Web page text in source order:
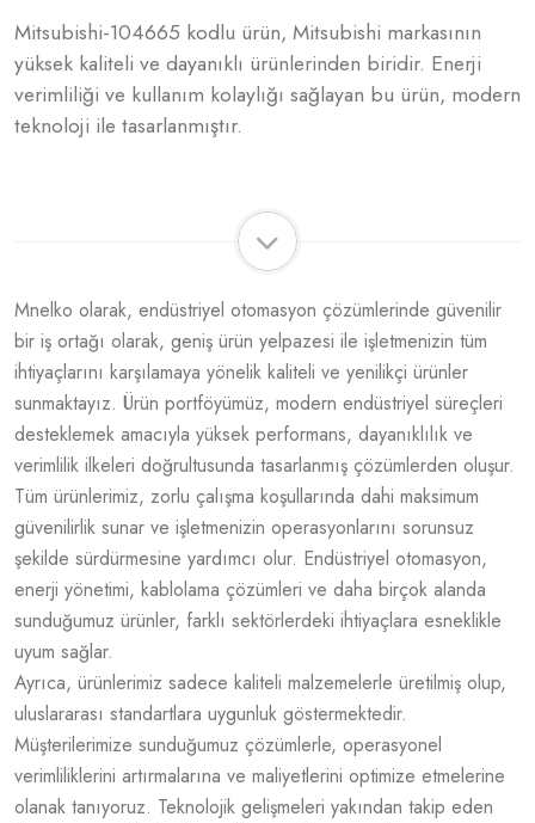
Mitsubishi-104665 kodlu ürün, Mitsubishi markasının
yüksek kaliteli ve dayanıklı ürünlerinden biridir. Enerji
verimliliği ve kullanım kolaylığı sağlayan bu ürün, modern
teknoloji ile tasarlanmıştır.
Mnelko olarak, endüstriyel otomasyon çözümlerinde güvenilir
bir iş ortağı olarak, geniş ürün yelpazesi ile işletmenizin tüm
ihtiyaçlarını karşılamaya yönelik kaliteli ve yenilikçi ürünler
sunmaktayız. Ürün portföyümüz, modern endüstriyel süreçleri
desteklemek amacıyla yüksek performans, dayanıklılık ve
verimlilik ilkeleri doğrultusunda tasarlanmış çözümlerden oluşur.
Tüm ürünlerimiz, zorlu çalışma koşullarında dahi maksimum
güvenilirlik sunar ve işletmenizin operasyonlarını sorunsuz
şekilde sürdürmesine yardımcı olur. Endüstriyel otomasyon,
enerji yönetimi, kablolama çözümleri ve daha birçok alanda
sunduğumuz ürünler, farklı sektörlerdeki ihtiyaçlara esneklikle
uyum sağlar.
Ayrıca, ürünlerimiz sadece kaliteli malzemelerle üretilmiş olup,
uluslararası standartlara uygunluk göstermektedir.
Müşterilerimize sunduğumuz çözümlerle, operasyonel
verimliliklerini artırmalarına ve maliyetlerini optimize etmelerine
olanak tanıyoruz. Teknolojik gelişmeleri yakından takip eden